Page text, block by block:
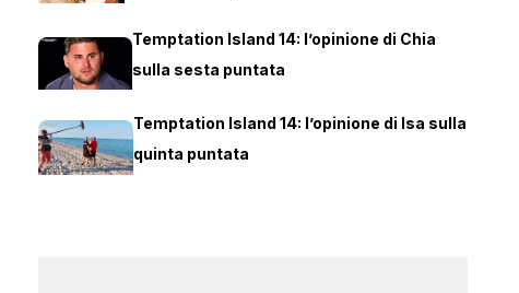
Temptation Island 14: l’opinione di Chia
sulla sesta puntata
Temptation Island 14: l’opinione di Isa sulla
quinta puntata